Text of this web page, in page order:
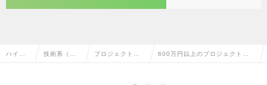
ハイク 技術系（電 プロジェクトマ 600万円以上のプロジェクトマ